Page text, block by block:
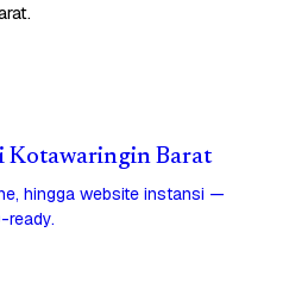
Kotawaringin Barat
hingga website instansi —
ready.